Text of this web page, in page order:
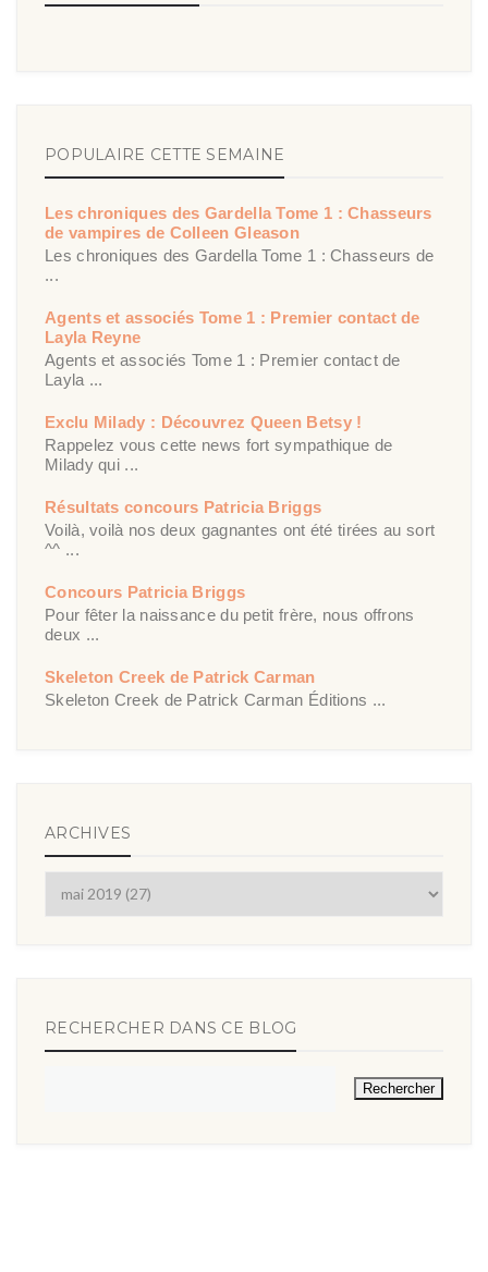
POPULAIRE CETTE SEMAINE
Les chroniques des Gardella Tome 1 : Chasseurs
de vampires de Colleen Gleason
Les chroniques des Gardella Tome 1 : Chasseurs de
...
Agents et associés Tome 1 : Premier contact de
Layla Reyne
Agents et associés Tome 1 : Premier contact de
Layla ...
Exclu Milady : Découvrez Queen Betsy !
Rappelez vous cette news fort sympathique de
Milady qui ...
Résultats concours Patricia Briggs
Voilà, voilà nos deux gagnantes ont été tirées au sort
^^ ...
Concours Patricia Briggs
Pour fêter la naissance du petit frère, nous offrons
deux ...
Skeleton Creek de Patrick Carman
Skeleton Creek de Patrick Carman Éditions ...
ARCHIVES
RECHERCHER DANS CE BLOG